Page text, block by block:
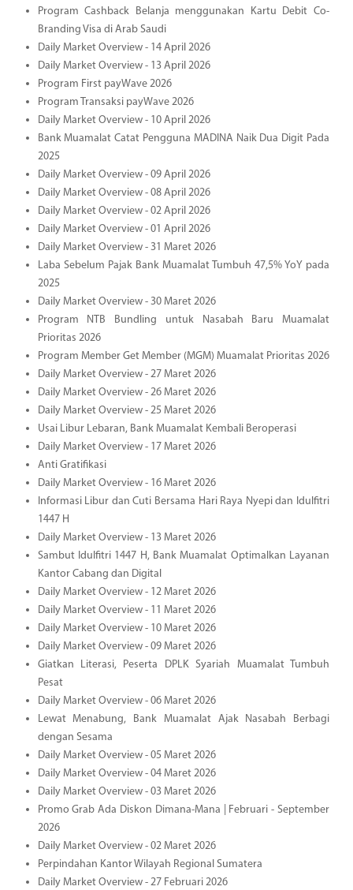
Program Cashback Belanja menggunakan Kartu Debit Co-
Branding Visa di Arab Saudi
Daily Market Overview - 14 April 2026
Daily Market Overview - 13 April 2026
Program First payWave 2026
Program Transaksi payWave 2026
Daily Market Overview - 10 April 2026
Bank Muamalat Catat Pengguna MADINA Naik Dua Digit Pada
2025
Daily Market Overview - 09 April 2026
Daily Market Overview - 08 April 2026
Daily Market Overview - 02 April 2026
Daily Market Overview - 01 April 2026
Daily Market Overview - 31 Maret 2026
Laba Sebelum Pajak Bank Muamalat Tumbuh 47,5% YoY pada
2025
Daily Market Overview - 30 Maret 2026
Program NTB Bundling untuk Nasabah Baru Muamalat
Prioritas 2026
Program Member Get Member (MGM) Muamalat Prioritas 2026
Daily Market Overview - 27 Maret 2026
Daily Market Overview - 26 Maret 2026
Daily Market Overview - 25 Maret 2026
Usai Libur Lebaran, Bank Muamalat Kembali Beroperasi
Daily Market Overview - 17 Maret 2026
Anti Gratifikasi
Daily Market Overview - 16 Maret 2026
Informasi Libur dan Cuti Bersama Hari Raya Nyepi dan Idulfitri
1447 H
Daily Market Overview - 13 Maret 2026
Sambut Idulfitri 1447 H, Bank Muamalat Optimalkan Layanan
Kantor Cabang dan Digital
Daily Market Overview - 12 Maret 2026
Daily Market Overview - 11 Maret 2026
Daily Market Overview - 10 Maret 2026
Daily Market Overview - 09 Maret 2026
Giatkan Literasi, Peserta DPLK Syariah Muamalat Tumbuh
Pesat
Daily Market Overview - 06 Maret 2026
Lewat Menabung, Bank Muamalat Ajak Nasabah Berbagi
dengan Sesama
Daily Market Overview - 05 Maret 2026
Daily Market Overview - 04 Maret 2026
Daily Market Overview - 03 Maret 2026
Promo Grab Ada Diskon Dimana-Mana | Februari - September
2026
Daily Market Overview - 02 Maret 2026
Perpindahan Kantor Wilayah Regional Sumatera
Daily Market Overview - 27 Februari 2026